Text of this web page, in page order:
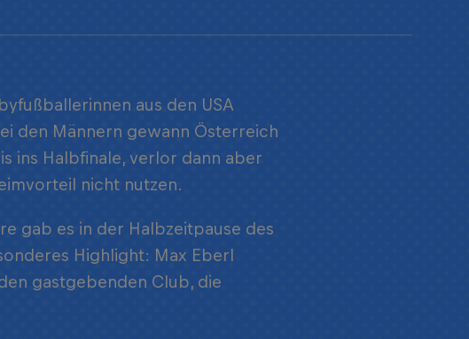
aus den USA
den Männern gewann Österreich
ins Halbfinale, verlor dann aber
nicht nutzen.
gab es in der Halbzeitpause des
Highlight: Max Eberl
gastgebenden Club, die